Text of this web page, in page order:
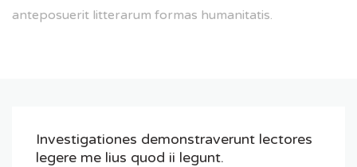
anteposuerit litterarum formas humanitatis.
Investigationes demonstraverunt lectores
legere me lius quod ii legunt.